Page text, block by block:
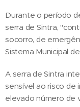
Durante o período
serra de Sintra,
socorro, de
Sistema Municipal
A serra de Sintra
sensível ao risco de
elevado número de